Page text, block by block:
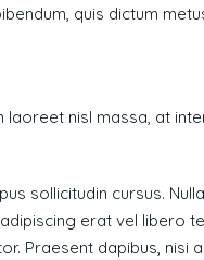
quis dictum
nisl massa, at
sollicitudin cursus.
erat vel libero
Praesent dapibus, nisi